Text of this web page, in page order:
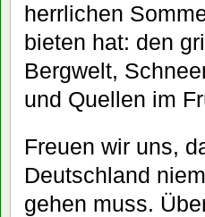
herrlichen
bieten hat: den
Bergwelt,
und Quellen im
Freuen wir uns,
Deutschland
gehen muss.